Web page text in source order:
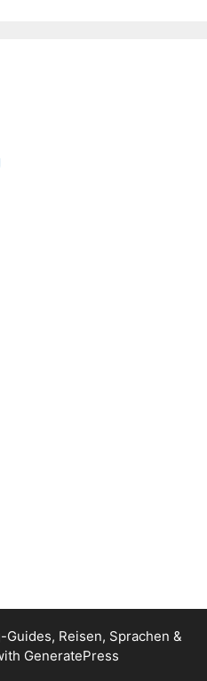
Reisen, Sprachen &
GeneratePress